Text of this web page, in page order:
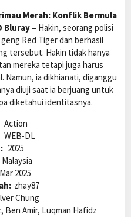
Merah: Konflik Bermula
Bluray – Hakin, seorang polisi
Red Tiger dan berhasil
tersebut. Hakin tidak hanya
mereka tetapi juga harus
Namun, ia dikhianati, diganggu
diuji saat ia berjuang untuk
diketahui identitasnya.
Action
WEB-DL
2025
Malaysia
2025
zhay87
Chung
Ben Amir, Luqman Hafidz